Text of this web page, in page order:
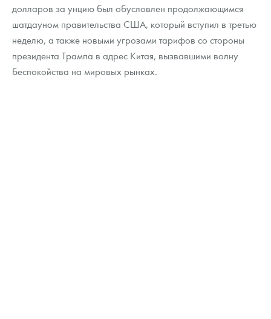
Ювелирные изделия
Русская нумизматика
Золотая карманная галерея
Положение по обработке и защите персональных данных
долларов за унцию был обусловлен продолжающимся
шатдауном правительства США, который вступил в третью
неделю, а также новыми угрозами тарифов со стороны
президента Трампа в адрес Китая, вызвавшими волну
беспокойства на мировых рынках.